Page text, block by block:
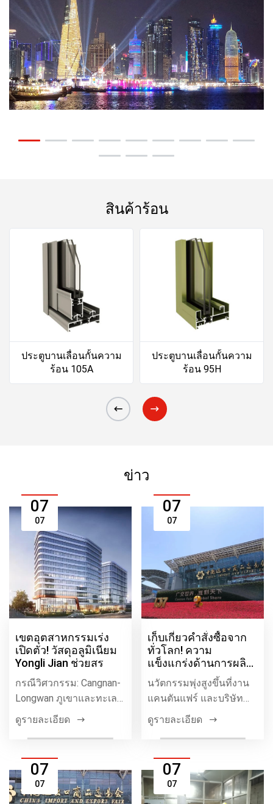
สินค้าร้อน
ประตูบานเลื่อนกั้นความ
ร้อน 105A
ประตูบานเลื่อนกั้นความ
ร้อน 95H
ข่าว
07
07
เขตอุตสาหกรรมเร่ง
เปิดตัว! วัสดุอลูมิเนียม
Yongli Jian ช่วยสร
กรณีวิศวกรรม: Cangnan-
Longwan ภูเขาและทะเล
ความร่วมมือสวน
อุตสาหกรรม
ดูรายละเอียด
07
07
เก็บเกี่ยวคำสั่งซื้อจาก
ทั่วโลก! ความ
แข็งแกร่งด้านการผลิต
&qu
นวัตกรรมพุ่งสูงขึ้นที่งาน
แคนตันแฟร์ และบริษัท
การค้าก็นำทาง w อย่าง
กล้าหาญ
ดูรายละเอียด
07
07
07
07